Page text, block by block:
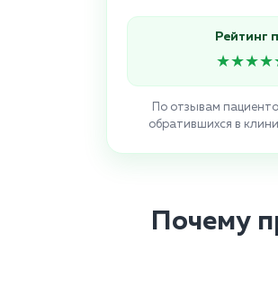
Рейтинг
По отзывам
обратившихся в
Почему